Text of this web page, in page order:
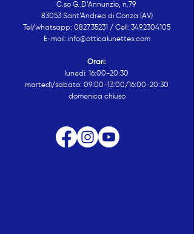
C.so G. D’Annunzio, n.79
83053 Sant’Andrea di Conza (AV)
Tel/whatsapp: 0827.35231 / Cell: 349.2304105
E-mail: info@otticalunettes.com
Orari:
lunedi: 16:00-20:30
martedì/sabato: 09:00-13:00/16:00-20:30
domenica chiuso